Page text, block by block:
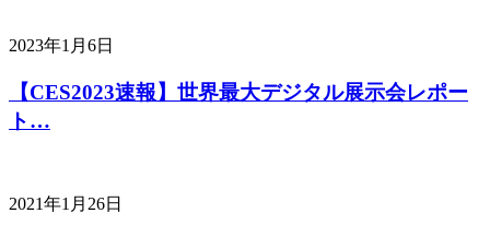
2023年1月6日
【CES2023速報】世界最大デジタル展示会レポー
ト…
2021年1月26日